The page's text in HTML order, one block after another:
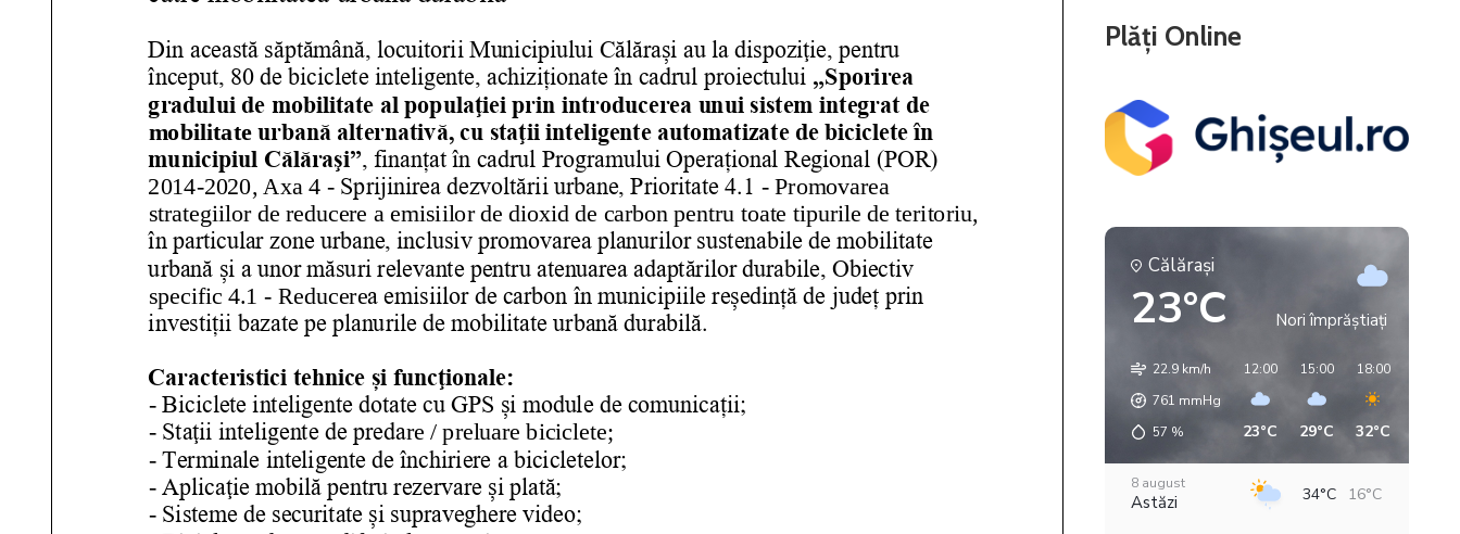
Plăți Online
Călăraşi
23°C Nori împrăștiați
22.9 km/h
761 mmHg
57 %
12:00
23°C
15:00
29°C
18:00
32°C
8 august
Astăzi 34°C 16°C